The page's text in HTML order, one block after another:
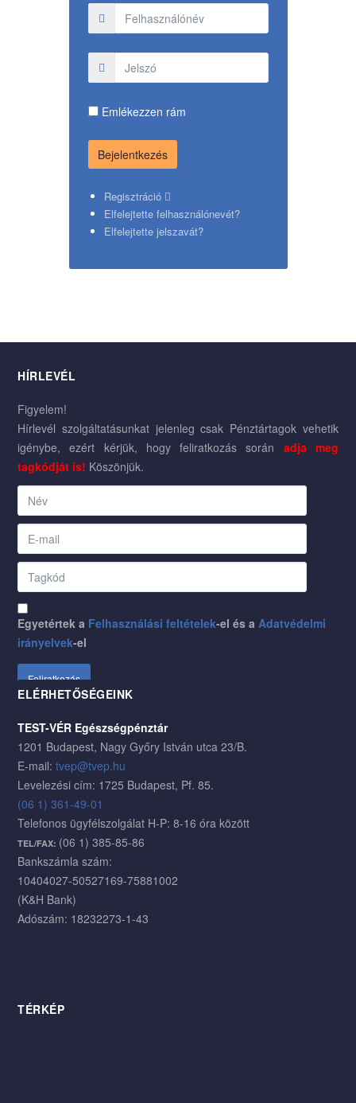
Emlékezzen rám
Regisztráció
Elfelejtette felhasználónevét?
Elfelejtette jelszavát?
HÍRLEVÉL
Figyelem!
Hírlevél szolgáltatásunkat jelenleg csak Pénztártagok vehetik
igénybe, ezért kérjük, hogy feliratkozás során
adja meg
tagkódját is! Köszönjük.
Egyetértek a Felhasználási feltételek-el és a Adatvédelmi
irányelvek-el
ELÉRHETŐSÉGEINK
TEST-VÉR Egészségpénztár
1201 Budapest, Nagy Győry István utca 23/B.
E-mail: tvep@tvep.hu
Levelezési cím: 1725 Budapest, Pf. 85.
(06 1) 361-49-01
Telefonos ügyfélszolgálat H-P: 8-16 óra között
TEL/FAX: (06 1) 385-85-86
Bankszámla szám:
10404027-50527169-75881002
(K&H Bank)
Adószám: 18232273-1-43
TÉRKÉP